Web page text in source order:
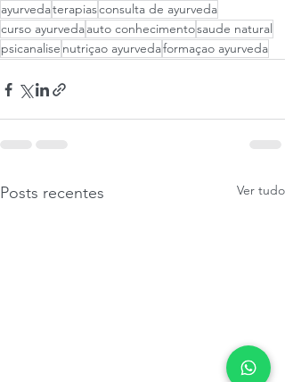
ayurvedaterapiasconsulta de ayurveda
curso ayurvedaauto conhecimentosaude natural
psicanalise nutriçao ayurvedaformaçao ayurveda
Posts recentes Ver tudo